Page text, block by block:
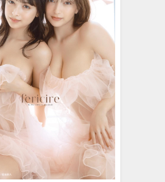
えなこ
ルコスプレ】えな
メ『涼宮ハルヒの憂
「God knows…」を
！
篠崎愛【4K】（2023年08
日） | 4K UPSCALING
んより
08/25/2023